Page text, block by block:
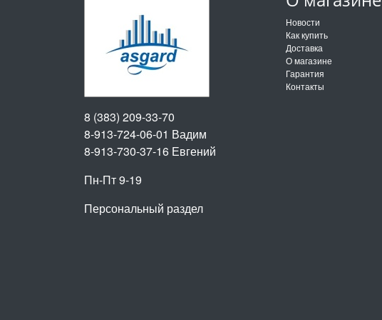
Новости
Как купить
Доставка
О магазине
Гарантия
Контакты
8 (383) 209-33-70
8-913-724-06-01 Вадим
8-913-730-37-16 Евгений
Пн-Пт 9-19
Персональный раздел